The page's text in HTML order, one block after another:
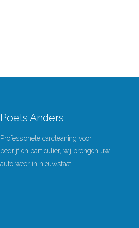
Poets Anders
Professionele carcleaning voor
bedrijf én particulier, wij brengen uw
auto weer in nieuwstaat.